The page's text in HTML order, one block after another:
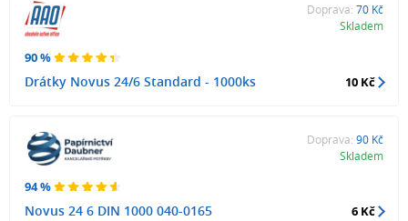
90 %
Drátky Novus 24/6 Standard - 1000ks
Doprava: 70 Kč
Skladem
10 Kč
94 %
Novus 24 6 DIN 1000 040-0165
Doprava: 90 Kč
Skladem
6 Kč